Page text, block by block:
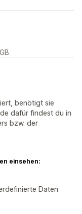
benötigt sie
dafür findest du in
bzw. der
einsehen:
Daten